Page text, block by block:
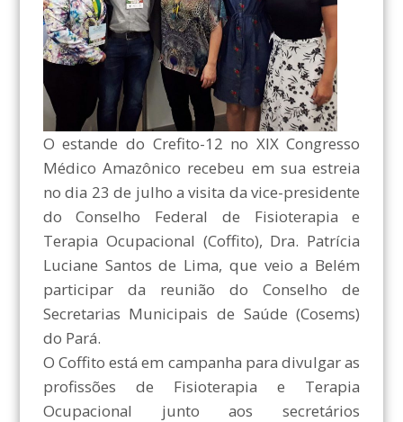
O estande do Crefito-12 no XIX Congresso
Médico Amazônico recebeu em sua estreia
no dia 23 de julho a visita da vice-presidente
do Conselho Federal de Fisioterapia e
Terapia Ocupacional (Coffito), Dra. Patrícia
Luciane Santos de Lima, que veio a Belém
participar da reunião do Conselho de
Secretarias Municipais de Saúde (Cosems)
do Pará.
O Coffito está em campanha para divulgar as
profissões de Fisioterapia e Terapia
Ocupacional junto aos secretários